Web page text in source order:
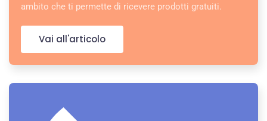
ambito che ti permette di ricevere prodotti gratuiti.
Vai all'articolo